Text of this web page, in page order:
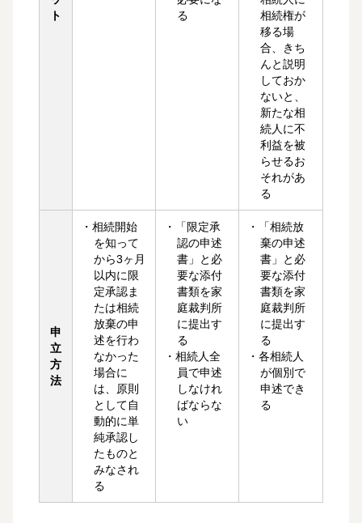
ト
る
相続権が
移る場
合、きち
んと説明
しておか
ないと、
新たな相
続人に不
利益を被
らせるお
それがあ
る
申
立
方
法
・相続開始
を知って
から3ヶ月
以内に限
定承認ま
たは相続
放棄の申
述を行わ
なかった
場合に
は、原則
として自
動的に単
純承認し
たものと
みなされ
る
・「限定承
認の申述
書」と必
要な添付
書類を家
庭裁判所
に提出す
る
・相続人全
員で申述
しなけれ
ばならな
い
・「相続放
棄の申述
書」と必
要な添付
書類を家
庭裁判所
に提出す
る
・各相続人
が個別で
申述でき
る